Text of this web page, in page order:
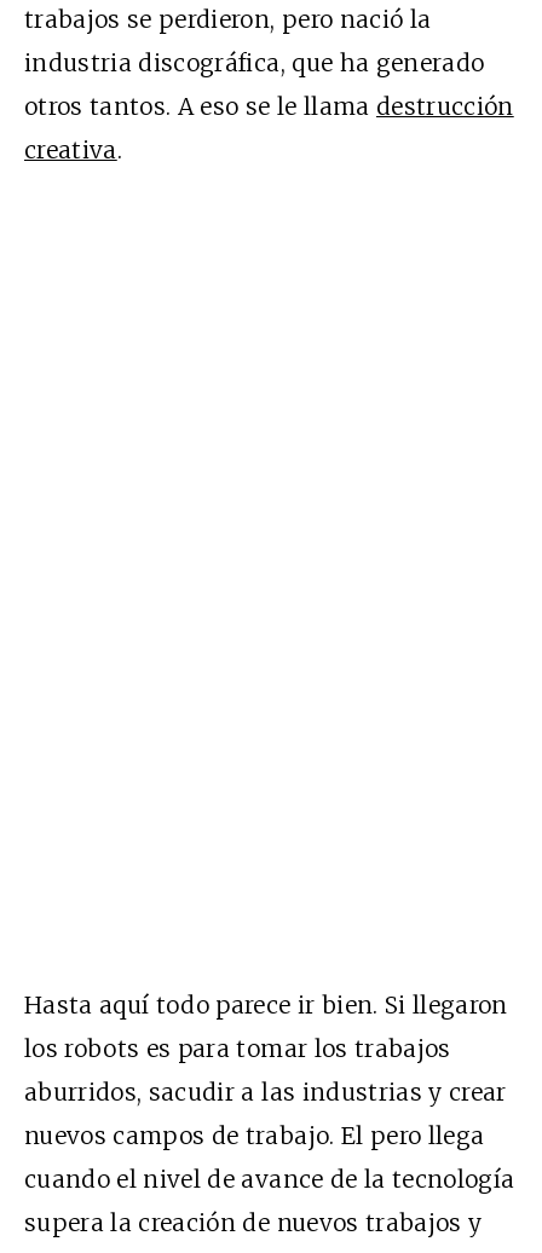
trabajos se perdieron, pero nació la
industria discográfica, que ha generado
otros tantos. A eso se le llama destrucción
creativa.
Hasta aquí todo parece ir bien. Si llegaron
los robots es para tomar los trabajos
aburridos, sacudir a las industrias y crear
nuevos campos de trabajo. El pero llega
cuando el nivel de avance de la tecnología
supera la creación de nuevos trabajos y